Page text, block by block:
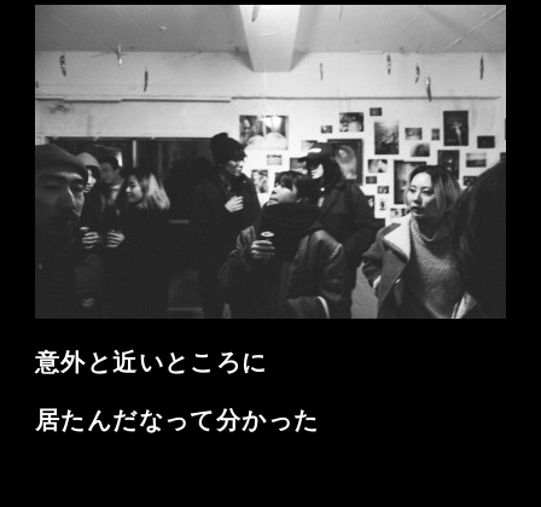
意外と近いところに
居たんだなって分かった